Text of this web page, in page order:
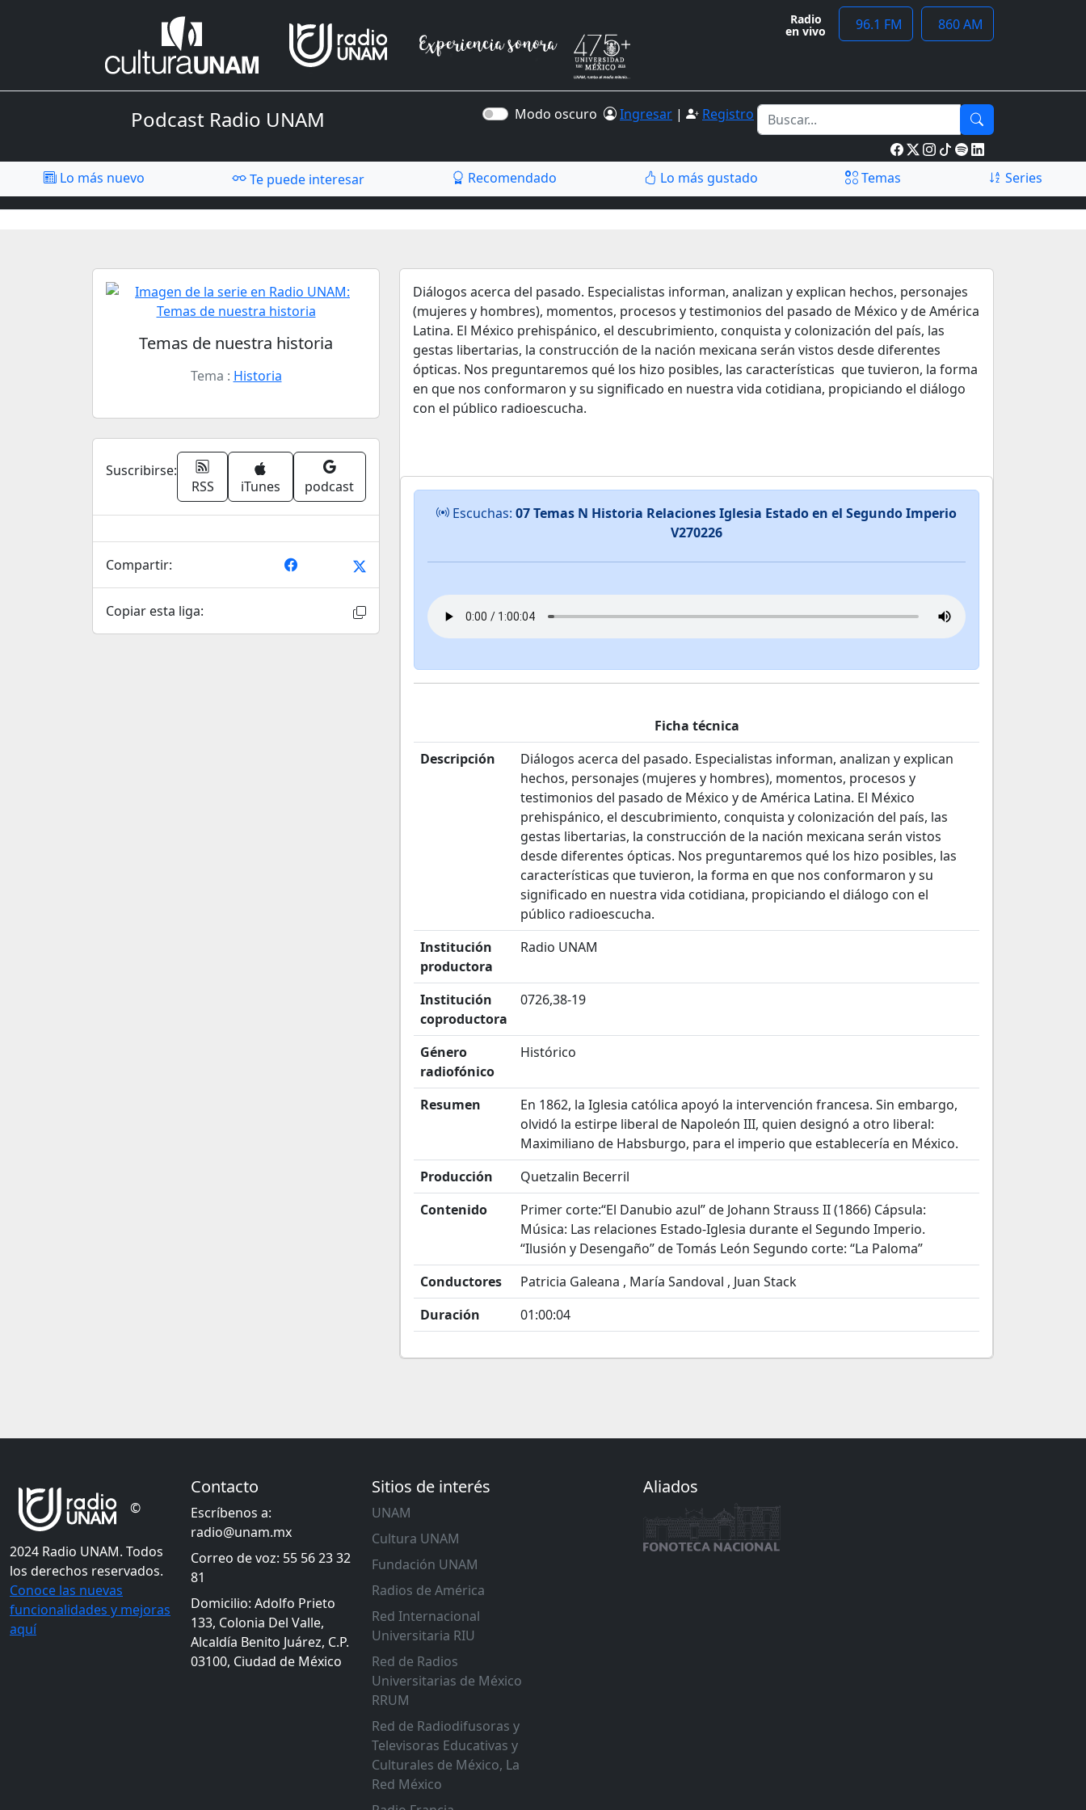
Radio
en vivo 96.1 FM 860 AM
Podcast Radio UNAM Modo oscuro Ingresar | Registro
Lo más nuevo Te puede interesar Recomendado Lo más gustado Temas Series
Temas de nuestra historia
Tema : Historia
Suscribirse:
RSS
iTunes podcast
Compartir:
Copiar esta liga:
Diálogos acerca del pasado. Especialistas informan, analizan y explican hechos, personajes
(mujeres y hombres), momentos, procesos y testimonios del pasado de México y de América
Latina. El México prehispánico, el descubrimiento, conquista y colonización del país, las
gestas libertarias, la construcción de la nación mexicana serán vistos desde diferentes
ópticas. Nos preguntaremos qué los hizo posibles, las características que tuvieron, la forma
en que nos conformaron y su significado en nuestra vida cotidiana, propiciando el diálogo
con el público radioescucha.
Escuchas: 07 Temas N Historia Relaciones Iglesia Estado en el Segundo Imperio
V270226
Ficha técnica
Descripción
Diálogos acerca del pasado. Especialistas informan, analizan y explican
hechos, personajes (mujeres y hombres), momentos, procesos y
testimonios del pasado de México y de América Latina. El México
prehispánico, el descubrimiento, conquista y colonización del país, las
gestas libertarias, la construcción de la nación mexicana serán vistos
desde diferentes ópticas. Nos preguntaremos qué los hizo posibles, las
características que tuvieron, la forma en que nos conformaron y su
significado en nuestra vida cotidiana, propiciando el diálogo con el
público radioescucha.
Institución
productora
Radio UNAM
Institución
coproductora
0726,38-19
Género
radiofónico
Histórico
Resumen
En 1862, la Iglesia católica apoyó la intervención francesa. Sin embargo,
olvidó la estirpe liberal de Napoleón III, quien designó a otro liberal:
Maximiliano de Habsburgo, para el imperio que establecería en México.
Producción
Quetzalin Becerril
Contenido
Primer corte:“El Danubio azul” de Johann Strauss II (1866) Cápsula:
Música: Las relaciones Estado-Iglesia durante el Segundo Imperio.
“Ilusión y Desengaño” de Tomás León Segundo corte: “La Paloma”
Conductores
Patricia Galeana , María Sandoval , Juan Stack
Duración
01:00:04
©
2024 Radio UNAM. Todos
los derechos reservados.
Conoce las nuevas
funcionalidades y mejoras
aquí
Contacto
Escríbenos a:
radio@unam.mx
Correo de voz: 55 56 23 32
81
Domicilio: Adolfo Prieto
133, Colonia Del Valle,
Alcaldía Benito Juárez, C.P.
03100, Ciudad de México
Sitios de interés
UNAM
Cultura UNAM
Fundación UNAM
Radios de América
Red Internacional
Universitaria RIU
Red de Radios
Universitarias de México
RRUM
Red de Radiodifusoras y
Televisoras Educativas y
Culturales de México, La
Red México
Aliados